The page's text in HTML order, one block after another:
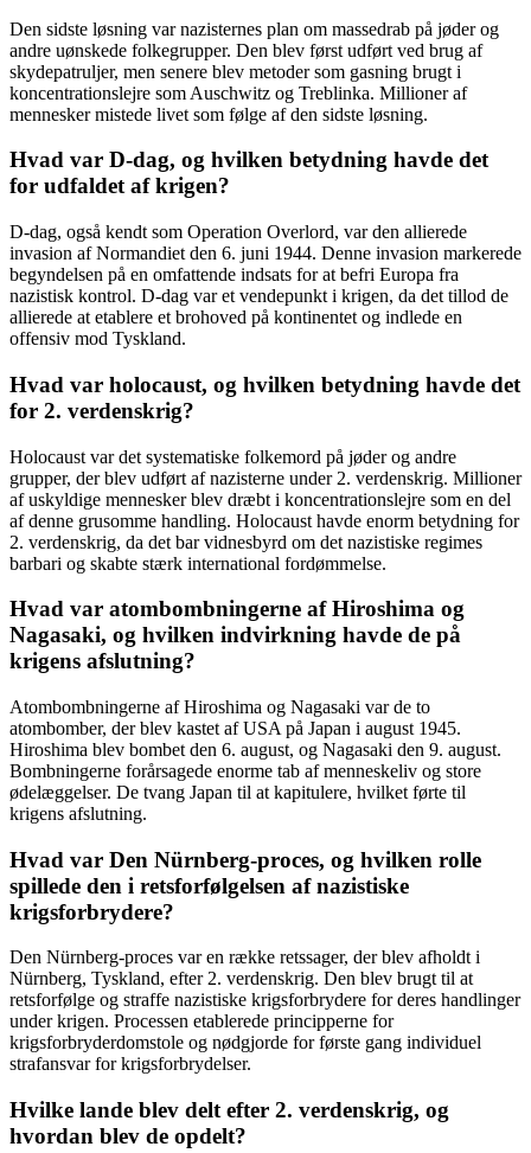
Den sidste løsning var nazisternes plan om massedrab på jøder og
andre uønskede folkegrupper. Den blev først udført ved brug af
skydepatruljer, men senere blev metoder som gasning brugt i
koncentrationslejre som Auschwitz og Treblinka. Millioner af
mennesker mistede livet som følge af den sidste løsning.
Hvad var D-dag, og hvilken betydning havde det
for udfaldet af krigen?
D-dag, også kendt som Operation Overlord, var den allierede
invasion af Normandiet den 6. juni 1944. Denne invasion markerede
begyndelsen på en omfattende indsats for at befri Europa fra
nazistisk kontrol. D-dag var et vendepunkt i krigen, da det tillod de
allierede at etablere et brohoved på kontinentet og indlede en
offensiv mod Tyskland.
Hvad var holocaust, og hvilken betydning havde det
for 2. verdenskrig?
Holocaust var det systematiske folkemord på jøder og andre
grupper, der blev udført af nazisterne under 2. verdenskrig. Millioner
af uskyldige mennesker blev dræbt i koncentrationslejre som en del
af denne grusomme handling. Holocaust havde enorm betydning for
2. verdenskrig, da det bar vidnesbyrd om det nazistiske regimes
barbari og skabte stærk international fordømmelse.
Hvad var atombombningerne af Hiroshima og
Nagasaki, og hvilken indvirkning havde de på
krigens afslutning?
Atombombningerne af Hiroshima og Nagasaki var de to
atombomber, der blev kastet af USA på Japan i august 1945.
Hiroshima blev bombet den 6. august, og Nagasaki den 9. august.
Bombningerne forårsagede enorme tab af menneskeliv og store
ødelæggelser. De tvang Japan til at kapitulere, hvilket førte til
krigens afslutning.
Hvad var Den Nürnberg-proces, og hvilken rolle
spillede den i retsforfølgelsen af nazistiske
krigsforbrydere?
Den Nürnberg-proces var en række retssager, der blev afholdt i
Nürnberg, Tyskland, efter 2. verdenskrig. Den blev brugt til at
retsforfølge og straffe nazistiske krigsforbrydere for deres handlinger
under krigen. Processen etablerede principperne for
krigsforbryderdomstole og nødgjorde for første gang individuel
strafansvar for krigsforbrydelser.
Hvilke lande blev delt efter 2. verdenskrig, og
hvordan blev de opdelt?